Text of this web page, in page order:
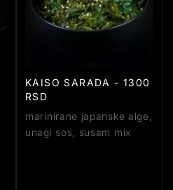
KAISO SARADA - 1300
RSD
marinirane japanske alge,
unagi sos, susam mix